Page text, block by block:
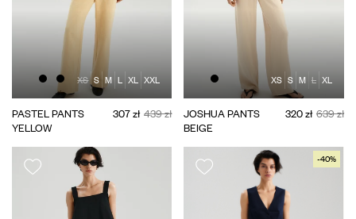
XS S M L XL XXL
PASTEL PANTS
YELLOW
307 zł 439 zł
XS S M L XL
JOSHUA PANTS
BEIGE
320 zł 639 zł
-40%